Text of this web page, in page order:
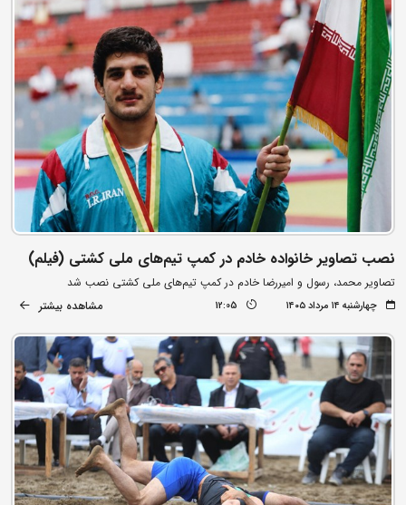
نصب تصاویر خانواده خادم در کمپ تیم‌های ملی کشتی (فیلم)
تصاویر محمد، رسول و امیررضا خادم در کمپ تیم‌های ملی کشتی نصب شد
چهارشنبه ۱۴ مرداد ۱۴۰۵ 12:05 مشاهده بیشتر